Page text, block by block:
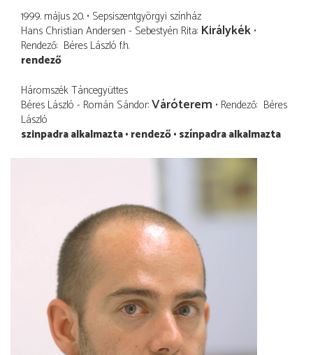
1999. május 20. Sepsiszentgyörgyi színház
Hans Christian Andersen - Sebestyén Rita Királykék
Rendező Béres László f.h.
rendező
Háromszék Táncegyüttes
Béres László - Román Sándor Váróterem Rendező Béres
László
szinpadra alkalmazta rendező színpadra alkalmazta